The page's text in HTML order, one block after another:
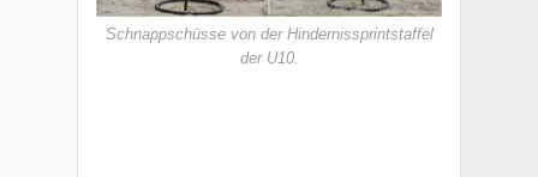
Schnappschüsse von der Hindernissprintstaffel
der U10.